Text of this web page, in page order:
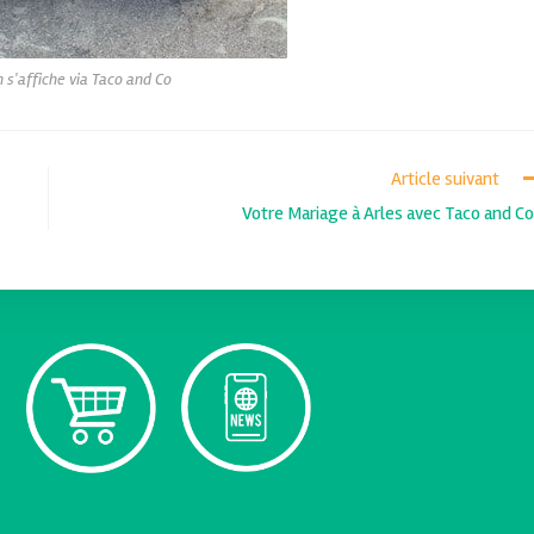
s'affiche via Taco and Co
Article suivant
Votre Mariage à Arles avec Taco and